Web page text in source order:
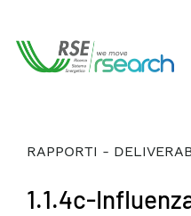
RAPPORTI -
1.1.4c-